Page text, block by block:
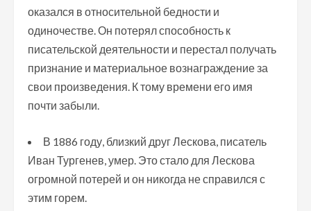
оказался в относительной бедности и
одиночестве. Он потерял способность к
писательской деятельности и перестал получать
признание и материальное вознаграждение за
свои произведения. К тому времени его имя
почти забыли.
В 1886 году, близкий друг Лескова, писатель
Иван Тургенев, умер. Это стало для Лескова
огромной потерей и он никогда не справился с
этим горем.